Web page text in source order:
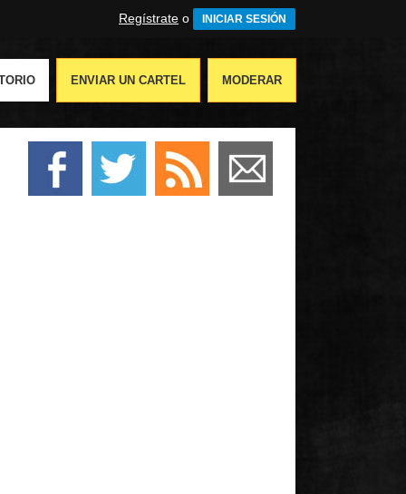
Regístrate o INICIAR SESIÓN
ENVIAR UN CARTEL MODERAR